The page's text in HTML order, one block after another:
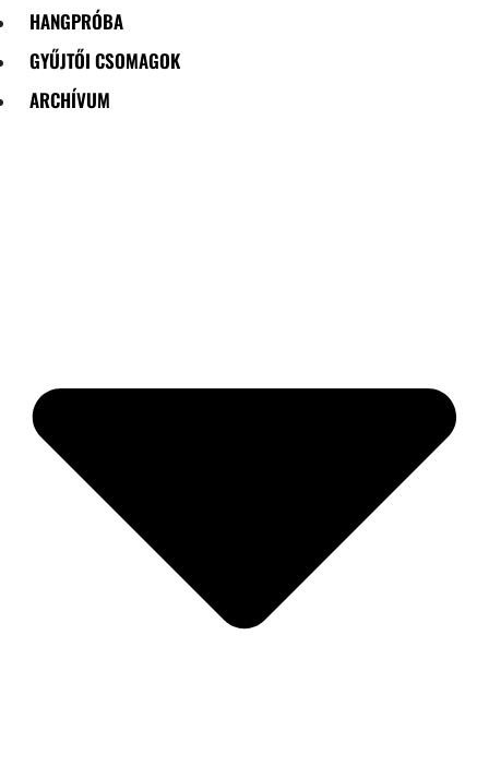
HANGPRÓBA
GYŰJTŐI CSOMAGOK
ARCHÍVUM